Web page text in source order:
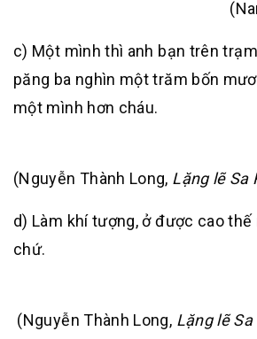
(Nam
c) Một mình thì anh bạn trên
păng ba nghìn một trăm bốn
một mình hơn cháu.
(Nguyễn Thành Long, Lặng lẽ Sa
d) Làm khí tượng, ở được cao
chứ.
(Nguyễn Thành Long, Lặng lẽ Sa